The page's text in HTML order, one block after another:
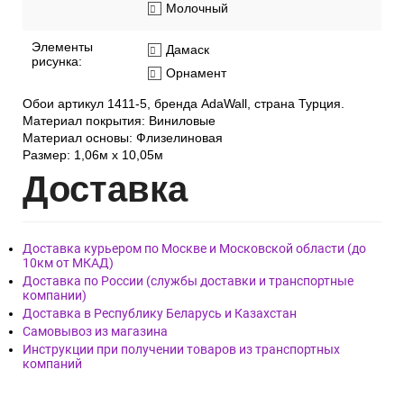
Молочный
Элементы
рисунка:
Дамаск
Орнамент
Обои артикул 1411-5, бренда AdaWall, страна Турция.
Материал покрытия: Виниловые
Материал основы: Флизелиновая
Размер: 1,06м х 10,05м
Доставка
Доставка курьером по Москве и Московской области (до
10км от МКАД)
Доставка по России (службы доставки и транспортные
компании)
Доставка в Республику Беларусь и Казахстан
Самовывоз из магазина
Инструкции при получении товаров из транспортных
компаний